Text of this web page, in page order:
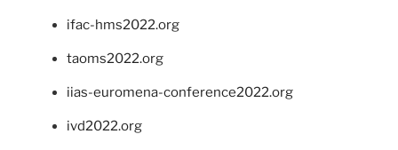
ifac-hms2022.org
taoms2022.org
iias-euromena-conference2022.org
ivd2022.org